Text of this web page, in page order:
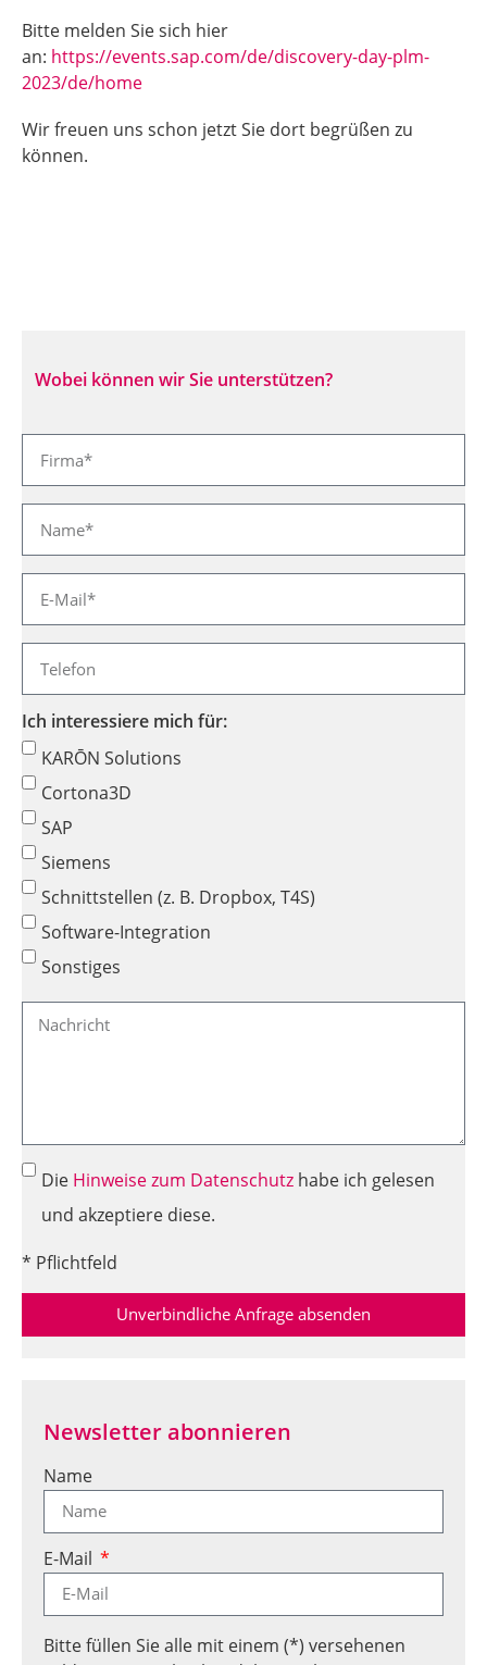
Bitte melden Sie sich hier
an: https://events.sap.com/de/discovery-day-plm-
2023/de/home
Wir freuen uns schon jetzt Sie dort begrüßen zu
können.
Wobei können wir Sie unterstützen?
Ich interessiere mich für:
KARŌN Solutions
Cortona3D
SAP
Siemens
Schnittstellen (z. B. Dropbox, T4S)
Software-Integration
Sonstiges
Die Hinweise zum Datenschutz habe ich gelesen
und akzeptiere diese.
* Pflichtfeld
Unverbindliche Anfrage absenden
Newsletter abonnieren
Name
E-Mail
Bitte füllen Sie alle mit einem (*) versehenen